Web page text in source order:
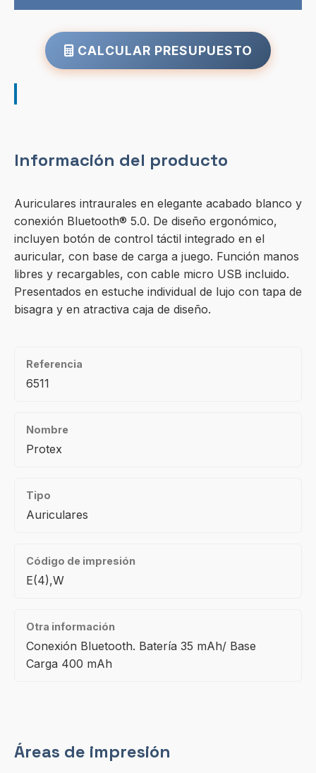
CALCULAR PRESUPUESTO
Información del producto
Auriculares intraurales en elegante acabado blanco y
conexión Bluetooth® 5.0. De diseño ergonómico,
incluyen botón de control táctil integrado en el
auricular, con base de carga a juego. Función manos
libres y recargables, con cable micro USB incluido.
Presentados en estuche individual de lujo con tapa de
bisagra y en atractiva caja de diseño.
Referencia
6511
Nombre
Protex
Tipo
Auriculares
Código de impresión
E(4),W
Otra información
Conexión Bluetooth. Batería 35 mAh/ Base
Carga 400 mAh
Áreas de impresión